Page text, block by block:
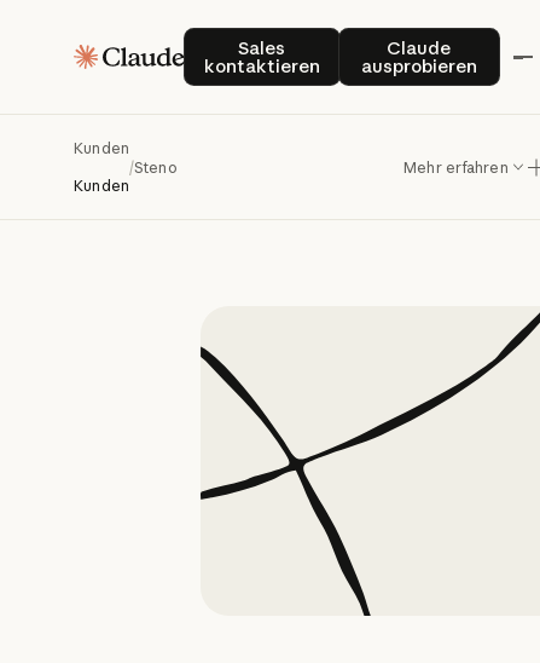
Sales
kontaktieren
Sales kontaktierenClaude
ausprobieren
Claude
Kunden
Kunden
/Steno Mehr erfahren
Mithilfe
Anwälte